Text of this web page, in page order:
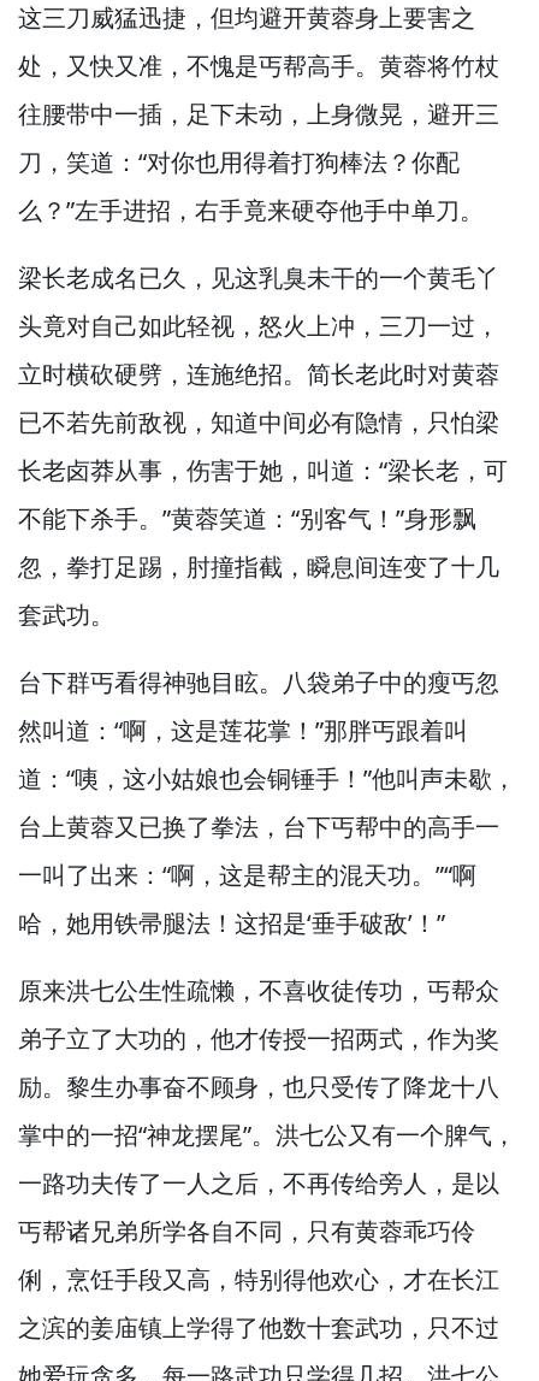
这三刀威猛迅捷， 但均避开黄蓉身上要害之
处， 又快又准， 不愧是丐帮高手。 黄蓉将竹杖
往腰带中一插， 足下未动， 上身微晃， 避开三
刀， 笑道：“对你也用得着打狗棒法？你配
么？”左手进招， 右手竟来硬夺他手中单刀。
梁长老成名已久， 见这乳臭未干的一个黄毛丫
头竟对自己如此轻视， 怒火上冲， 三刀一过，
立时横砍硬劈， 连施绝招。 简长老此时对黄蓉
已不若先前敌视， 知道中间必有隐情， 只怕梁
长老卤莽从事， 伤害于她， 叫道：“梁长老， 可
不能下杀手。”黄蓉笑道：“别客气！”身形飘
忽， 拳打足踢， 肘撞指截， 瞬息间连变了十几
套武功。
台下群丐看得神驰目眩。 八袋弟子中的瘦丐忽
然叫道：“啊， 这是莲花掌！”那胖丐跟着叫
道：“咦， 这小姑娘也会铜锤手！”他叫声未歇，
台上黄蓉又已换了拳法， 台下丐帮中的高手一
一叫了出来：“啊， 这是帮主的混天功。”“啊
哈， 她用铁帚腿法！ 这招是‘垂手破敌’！”
原来洪七公生性疏懒， 不喜收徒传功， 丐帮众
弟子立了大功的， 他才传授一招两式， 作为奖
励。 黎生办事奋不顾身， 也只受传了降龙十八
掌中的一招“神龙摆尾”。 洪七公又有一个脾气，
一路功夫传了一人之后， 不再传给旁人， 是以
丐帮诸兄弟所学各自不同， 只有黄蓉乖巧伶
俐， 烹饪手段又高， 特别得他欢心， 才在长江
之滨的姜庙镇上学得了他数十套武功， 只不过